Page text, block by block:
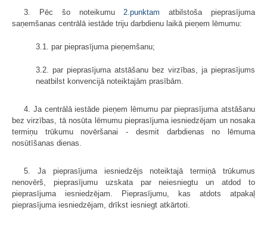
3. Pēc šo noteikumu 2.punktam atbilstoša pieprasījuma
saņemšanas centrālā iestāde triju darbdienu laikā pieņem lēmumu:
3.1. par pieprasījuma pieņemšanu;
3.2. par pieprasījuma atstāšanu bez virzības, ja pieprasījums
neatbilst konvencijā noteiktajām prasībām.
4. Ja centrālā iestāde pieņem lēmumu par pieprasījuma atstāšanu
bez virzības, tā nosūta lēmumu pieprasījuma iesniedzējam un nosaka
termiņu trūkumu novēršanai - desmit darbdienas no lēmuma
nosūtīšanas dienas.
5. Ja pieprasījuma iesniedzējs noteiktajā termiņā trūkumus
nenovērš, pieprasījumu uzskata par neiesniegtu un atdod to
pieprasījuma iesniedzējam. Pieprasījumu, kas atdots atpakaļ
pieprasījuma iesniedzējam, drīkst iesniegt atkārtoti.